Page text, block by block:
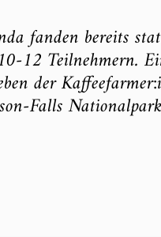
fanden bereits
12 Teilnehmern.
der
Falls